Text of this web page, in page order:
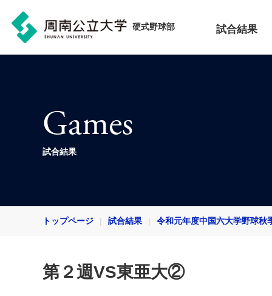
硬式野球部 試合結果
Games
試合結果
トップページ 試合結果 令和元年度中国六大学野球秋
第２週VS東亜大②